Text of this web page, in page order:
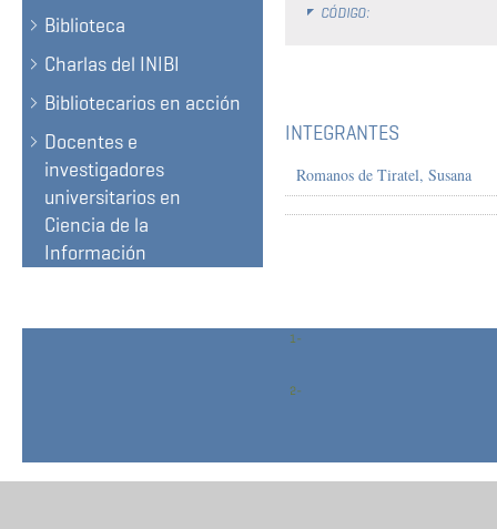
Biblioteca
Charlas del INIBI
Bibliotecarios en acción
Docentes e
investigadores
universitarios en
Ciencia de la
Información
CÓDIGO:
INTEGRANTES
Romanos de Tiratel, Susana